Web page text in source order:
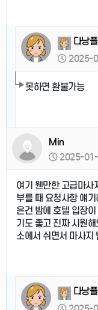
다낭
2025-
못하면 환불가능
Min
2025-
여기 웬만한 고급마사
부를 때 요청사항 얘
은건 밤에 호텔 입장
기도 좋고 진짜 시원
소에서 쉬면서 마사지
다낭